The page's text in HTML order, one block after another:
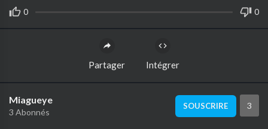
0 0
Partager Intégrer
Miagueye
3 Abonnés
SOUSCRIRE 3